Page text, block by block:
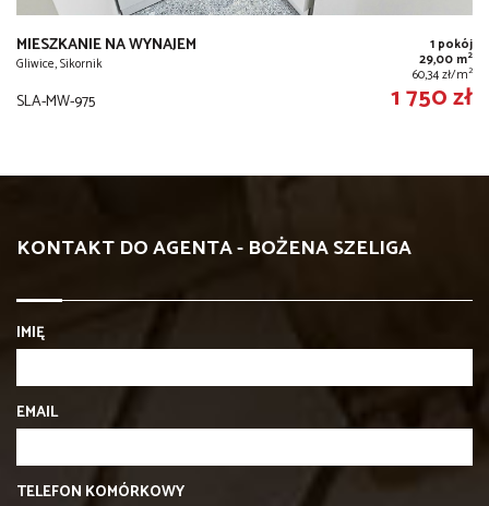
MIESZKANIE NA WYNAJEM
Gliwice, Sikornik
1 pokój
29,00 m2
60,34 zł/m2
SLA-MW-975 1 750 zł
KONTAKT DO AGENTA - BOŻENA SZELIGA
IMIĘ
EMAIL
TELEFON KOMÓRKOWY